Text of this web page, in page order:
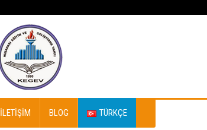
İLETIŞIM BLOG TÜRKÇE